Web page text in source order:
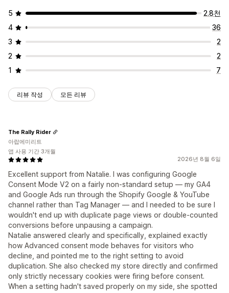
5
2.8천
4
36
3
2
2
2
1
7
리뷰 작성 모든 리뷰
2026년 8월 6일
Excellent support from Natalie. I was configuring Google
Consent Mode V2 on a fairly non-standard setup — my GA4
and Google Ads run through the Shopify Google & YouTube
channel rather than Tag Manager — and I needed to be sure I
wouldn't end up with duplicate page views or double-counted
conversions before unpausing a campaign.
Natalie answered clearly and specifically, explained exactly
how Advanced consent mode behaves for visitors who
decline, and pointed me to the right setting to avoid
duplication. She also checked my store directly and confirmed
only strictly necessary cookies were firing before consent.
When a setting hadn't saved properly on my side, she spotted
The Rally Rider
아랍에미리트
앱 사용 기간 3개월